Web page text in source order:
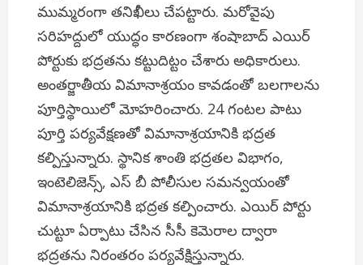
ముమ్మరంగా తనిఖీలు చేపట్టారు. మరోవైపు
సరిహద్దులో యుద్ధం కారణంగా శంషాబాద్ ఎయిర్
పోర్టుకు భద్రతను కట్టుదిట్టం చేశారు అధికారులు.
అంతర్జాతీయ విమానాశ్రయం కావడంతో బలగాలను
పూర్తిస్థాయిలో మోహరించారు. 24 గంటల పాటు
పూర్తి పర్యవేక్షణతో విమానాశ్రయానికి భద్రత
కల్పిస్తున్నారు. స్థానిక శాంతి భద్రతల విభాగం,
ఇంటెలిజెన్స్, ఎస్‌ బీ పోలీసుల సమన్వయంతో
విమానాశ్రయానికి భద్రత కల్పించారు. ఎయిర్ పోర్టు
చుట్టూ ఏర్పాటు చేసిన సీసీ కెమెరాల ద్వారా
భద్రతను నిరంతరం పర్యవేక్షిస్తున్నారు.